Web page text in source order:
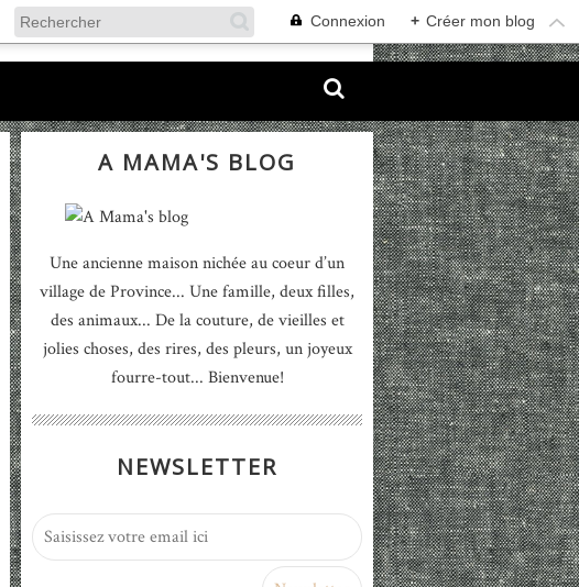
Connexion + Créer mon blog
A MAMA'S BLOG
Une ancienne maison nichée au coeur d’un
village de Province... Une famille, deux filles,
des animaux... De la couture, de vieilles et
jolies choses, des rires, des pleurs, un joyeux
fourre-tout... Bienvenue!
NEWSLETTER